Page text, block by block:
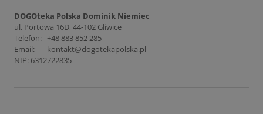
DOGOteka Polska Dominik Niemiec
ul. Portowa 16D, 44-102 Gliwice
Telefon: +48 883 852 285
Email:
kontakt@dogotekapolska.pl
NIP: 6312722835